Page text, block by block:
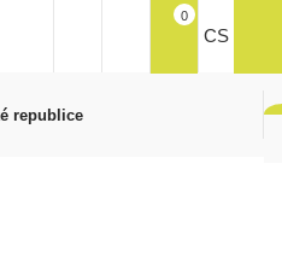
0
CS
republice